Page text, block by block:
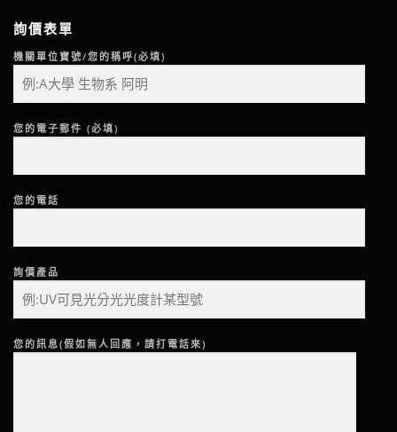
詢價表單
機關單位寶號/您的稱呼(必填)
您的電子郵件 (必填)
您的電話
詢價產品
您的訊息(假如無人回應，請打電話來)